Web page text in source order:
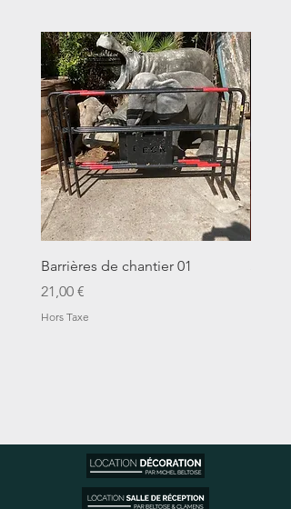
Barrières de chantier 01
Prix
21,00 €
Hors Taxe